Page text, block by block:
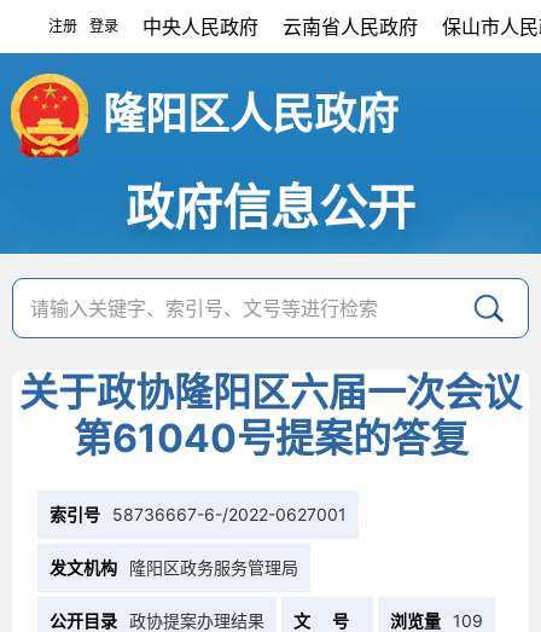
注册 登录 中央人民政府 云南省人民政府 保山市人
隆阳区人民政府
政府信息公开
关于政协隆阳区六届一次会议
第61040号提案的答复
索引号 58736667-6-/2022-0627001
发文机构 隆阳区政务服务管理局
公开目录 政协提案办理结果 文 号 浏览量 109